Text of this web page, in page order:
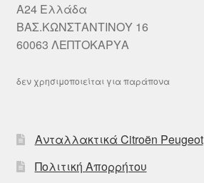
A24 Ελλάδα
ΒΑΣ.ΚΩΝΣΤΑΝΤΙΝΟΥ 16
60063 ΛΕΠΤΟΚΑΡΥΑ
δεν χρησιμοποιείται για παράπονα
Ανταλλακτικά Citroën Peugeot
Πολιτική Απορρήτου